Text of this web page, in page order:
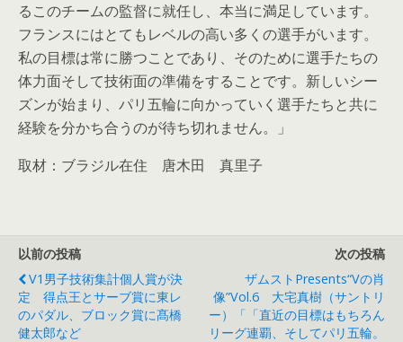
るこのチームの監督に就任し、本当に満足しています。
フランスにはとてもレベルの高い多くの選手がいます。
私の目標は常に勝つことであり、そのために選手たちの
体力面そして技術面の準備をすることです。新しいシー
ズンが始まり、パリ五輪に向かっていく選手たちと共に
経験を分かち合うのが待ち切れません。」
取材：ブラジル在住 唐木田 真里子
以前の投稿
V1男子技術集計個人賞が決
定 得点王とサーブ賞に東レ
のパダル、ブロック賞に髙橋
健太郎など
次の投稿
ザムストPresents“Vの肖
像”vol.6 大宅真樹（サントリ
ー）「「直近の目標はもちろん
リーグ連覇、そしてパリ五輪。